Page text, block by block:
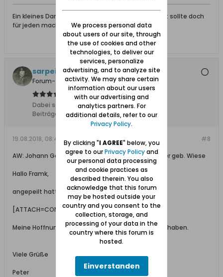
Ein kleines Dankeschön für eine gegebene Antwort sollte doch
für jeden machbar sein.
sarpei
Forum-Teilnehmer
Dabei seit:
17.12.2013
Beiträge:
6105
#8
19.08.2018, 08:44
AW: Johann Gottlieb Fischer und Anna Marie Fischer geb. Wiese
Hallo Framk,
angepeilt hatte ich eigentlich folgenden Eintrag:
[ATTACH=CONFIG]23443[/ATTACH]
Meine Hoffnung kann mich natürlich auch getrügt haben.
Viele Grüße
Peter
We process personal data
about users of our site, through
the use of cookies and other
technologies, to deliver our
services, personalize
advertising, and to analyze site
activity. We may share certain
information about our users
with our advertising and
analytics partners. For
additional details, refer to our
Privacy Policy.
By clicking "I AGREE" below, you
agree to ourPrivacy Policyand
our personal data processing
and cookie practices as
described therein. You also
acknowledge that this forum
may be hosted outside your
country and you consent to the
collection, storage, and
processing of your data in the
country where this forum is
hosted.
Einverstanden